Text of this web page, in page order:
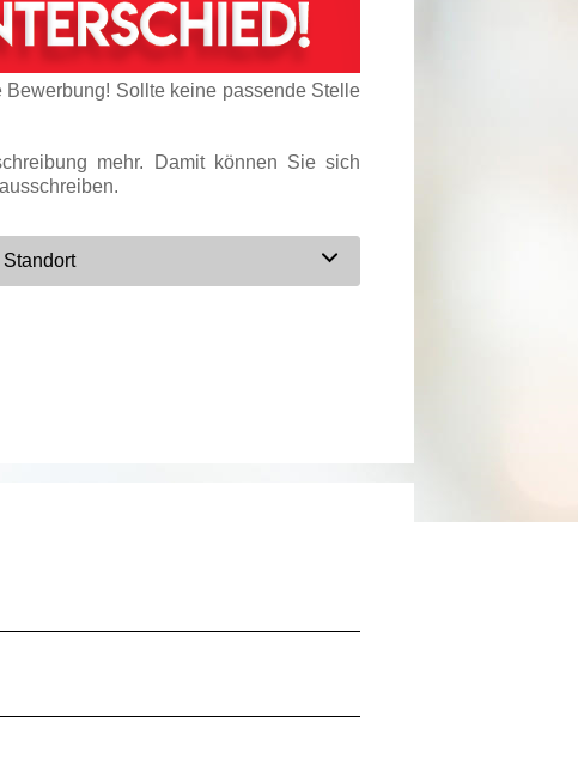
Sollte keine passende Stelle
mehr. Damit können Sie sich
Standort